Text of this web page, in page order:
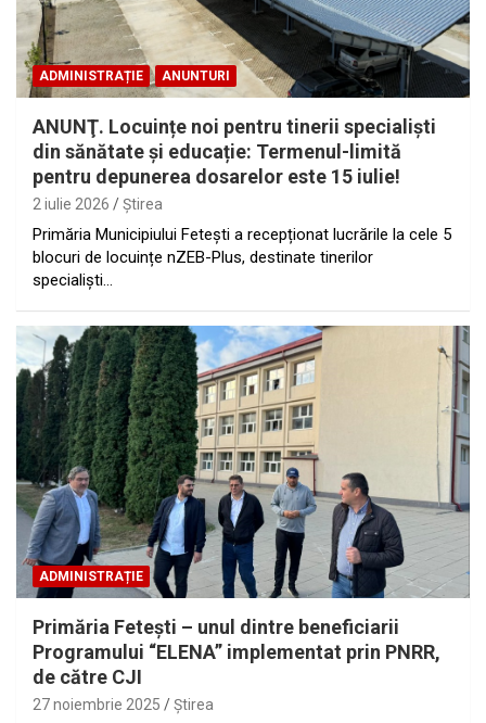
ADMINISTRAȚIE ANUNTURI
ANUNŢ. Locuințe noi pentru tinerii specialiști
din sănătate și educație: Termenul-limită
pentru depunerea dosarelor este 15 iulie!
2 iulie 2026 Ştirea
Primăria Municipiului Fetești a recepționat lucrările la cele 5
blocuri de locuințe nZEB-Plus, destinate tinerilor
specialiști…
ADMINISTRAȚIE
Primăria Feteşti – unul dintre beneficiarii
Programului “ELENA” implementat prin PNRR,
de către CJI
27 noiembrie 2025 Ştirea